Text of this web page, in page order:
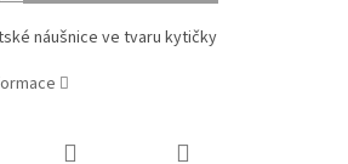
náušnice ve tvaru kytičky